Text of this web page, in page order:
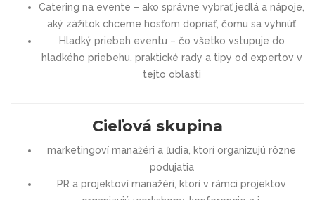
Catering na evente – ako správne vybrať jedlá a nápoje,
aký zážitok chceme hosťom dopriať, čomu sa vyhnúť
Hladký priebeh eventu – čo všetko vstupuje do
hladkého priebehu, praktické rady a tipy od expertov v
tejto oblasti
Cieľová skupina
marketingoví manažéri a ľudia, ktorí organizujú rôzne
podujatia
PR a projektoví manažéri, ktorí v rámci projektov